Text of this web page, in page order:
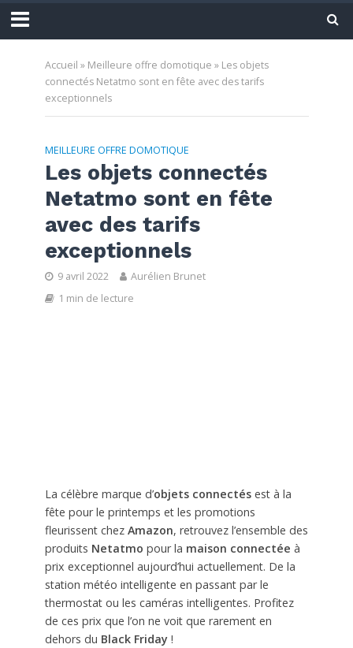
Accueil » Meilleure offre domotique » Les objets
connectés Netatmo sont en fête avec des tarifs
exceptionnels
MEILLEURE OFFRE DOMOTIQUE
Les objets connectés
Netatmo sont en fête
avec des tarifs
exceptionnels
9 avril 2022
Aurélien Brunet
1 min de lecture
La célèbre marque d’objets connectésest à la
fête pour le printemps et les promotions
fleurissent chez Amazon, retrouvez l’ensemble des
produits Netatmo pour la maison connectée à
prix exceptionnel aujourd’hui actuellement. De la
station météo intelligente en passant par le
thermostat ou les caméras intelligentes. Profitez
de ces prix que l’on ne voit que rarement en
dehors du Black Friday!